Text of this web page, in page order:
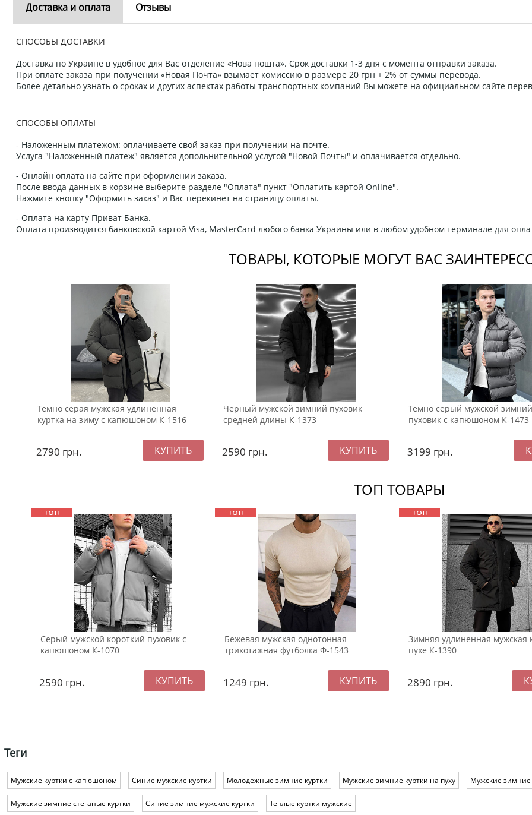
Доставка и оплата Отзывы
СПОСОБЫ ДОСТАВКИ
Доставка по Украине в удобное для Вас отделение «Нова пошта». Срок доставки 1-3 дня с момента отправки заказа.
При оплате заказа при получении «Новая Почта» взымает комиссию в размере 20 грн + 2% от суммы перевода.
Более детально узнать о сроках и других аспектах работы транспортных компаний Вы можете на официальном сайте
СПОСОБЫ ОПЛАТЫ
- Наложенным платежом: оплачиваете свой заказ при получении на почте.
Услуга "Наложенный платеж" является допольнительной услугой "Новой Почты" и оплачивается отдельно.
- Онлайн оплата на сайте при оформлении заказа.
После ввода данных в корзине выберите разделе "Оплата" пункт "Оплатить картой Online".
Нажмите кнопку "Оформить заказ" и Вас перекинет на страницу оплаты.
- Оплата на карту Приват Банка.
Оплата производится банковской картой Visa, MasterCard любого банка Украины или в любом удобном терминале для
ТОВАРЫ, КОТОРЫЕ МОГУТ ВАС
Темно серая мужская удлиненная
куртка на зиму с капюшоном К-1516
2790 грн.
Черный мужской зимний пуховик
средней длины К-1373
2590 грн.
Темно серый мужской
пуховик с капюшоном К-1473
3199 грн.
ТОП ТОВАРЫ
Серый мужской короткий пуховик с
капюшоном К-1070
2590 грн.
Бежевая мужская однотонная
трикотажная футболка Ф-1543
1249 грн.
Зимняя удлиненная мужская
пухе К-1390
2890 грн.
Теги
Мужские куртки с капюшоном Синие мужские куртки Молодежные зимние куртки Мужские зимние куртки на пуху Мужские зимние
Мужские зимние стеганые куртки Синие зимние мужские куртки Теплые куртки мужские